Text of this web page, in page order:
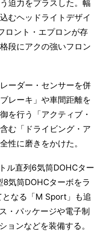
迫力をプラスした。幅
むヘッドライトデザイ
ロント・エプロンが存
段にアクの強いフロン
ーダー・センサーを併
レーキ」や車間距離を
を行う「アクティブ・
む「ドライビング・ア
性に磨きをかけた。
ル直列6気筒DOHCター
気筒DOHCターボをラ
なる「M Sport」も追
・パッケージや電子制
ョンなどを装備する。